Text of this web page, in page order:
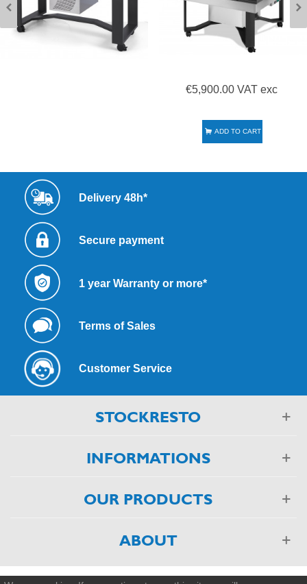
€5,900.00 VAT exc
ADD TO CART
Delivery 48h*
Secure payment
1 year Warranty or more*
Terms of Sales
Customer Service
STOCKRESTO
INFORMATIONS
OUR PRODUCTS
ABOUT